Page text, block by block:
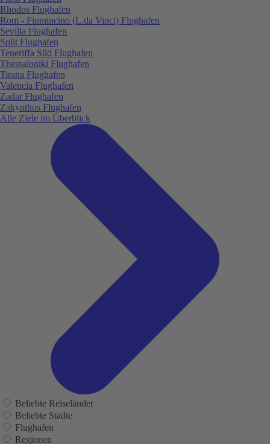
Rhodos Flughafen
Rom - Fiumincino (L.da Vinci) Flughafen
Sevilla Flughafen
Split Flughafen
Teneriffa Süd Flughafen
Thessaloniki Flughafen
Tirana Flughafen
Valencia Flughafen
Zadar Flughafen
Zakynthos Flughafen
Alle Ziele im Überblick
Beliebte Reiseländer
Beliebte Städte
Flughäfen
Regionen